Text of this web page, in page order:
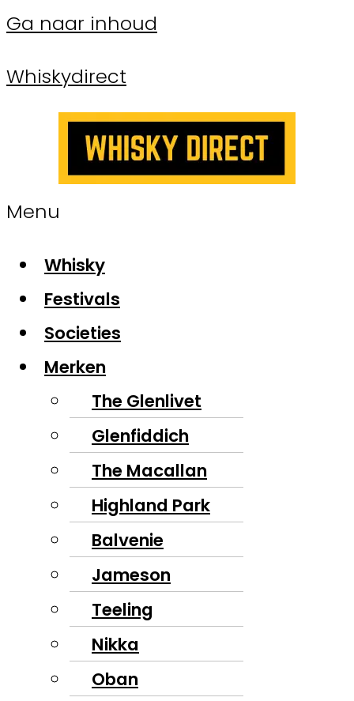
Ga naar inhoud
Whiskydirect
Menu
Whisky
Festivals
Societies
Merken
The Glenlivet
Glenfiddich
The Macallan
Highland Park
Balvenie
Jameson
Teeling
Nikka
Oban